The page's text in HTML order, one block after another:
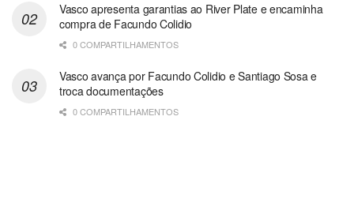
Vasco apresenta garantias ao River Plate e encaminha
compra de Facundo Colidio
0 COMPARTILHAMENTOS
Vasco avança por Facundo Colidio e Santiago Sosa e
troca documentações
0 COMPARTILHAMENTOS